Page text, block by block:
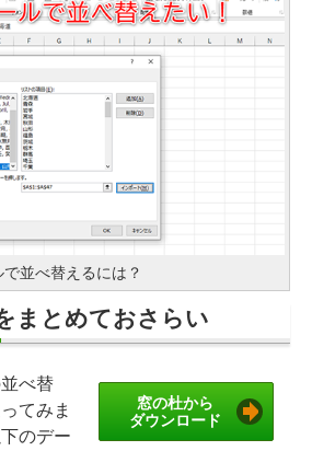
並べ替えるには？
まとめておさらい
窓の杜から
ダウンロード
べ替
てみま
のデー